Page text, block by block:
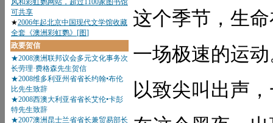
这个季节，生
一场极速的运
以致尖叫出声